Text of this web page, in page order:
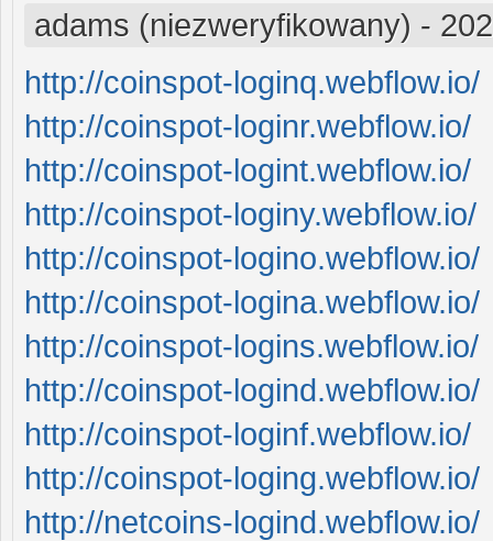
adams (niezweryfikowany) -
http://coinspot-loginq.webflow.io/
http://coinspot-loginr.webflow.io/
http://coinspot-logint.webflow.io/
http://coinspot-loginy.webflow.io/
http://coinspot-logino.webflow.io/
http://coinspot-logina.webflow.io/
http://coinspot-logins.webflow.io/
http://coinspot-logind.webflow.io/
http://coinspot-loginf.webflow.io/
http://coinspot-loging.webflow.io/
http://netcoins-logind.webflow.io/